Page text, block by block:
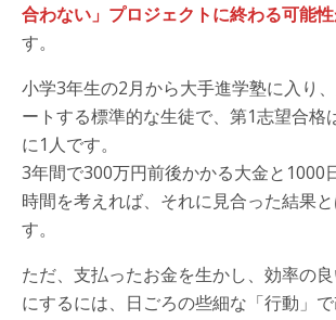
合わない」プロジェクトに終わる可能
す。
小学3年生の2月から大手進学塾に入り
ートする標準的な生徒で、第1志望合格
に1人です。
3年間で300万円前後かかる大金と1000
時間を考えれば、それに見合った結果
す。
ただ、支払ったお金を生かし、効率の
にするには、日ごろの些細な「行動」